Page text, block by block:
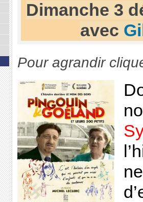
Dimanche 3
avec
Pour agrandir